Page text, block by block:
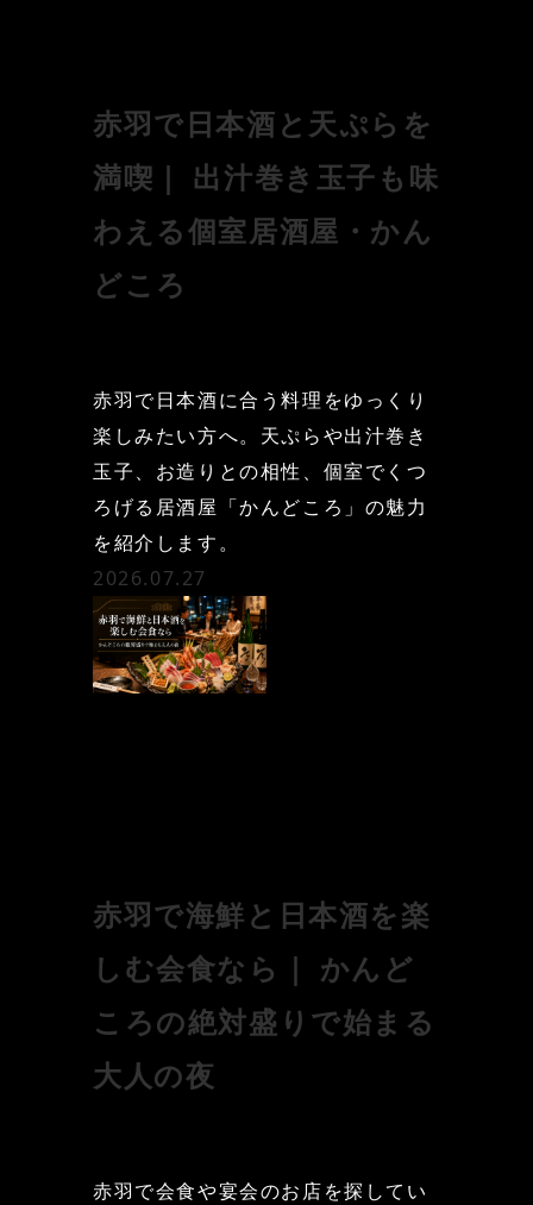
赤羽で日本酒と天ぷらを
満喫｜ 出汁巻き玉子も味
わえる個室居酒屋・かん
どころ
赤羽で日本酒に合う料理をゆっくり
楽しみたい方へ。天ぷらや出汁巻き
玉子、お造りとの相性、個室でくつ
ろげる居酒屋「かんどころ」の魅力
を紹介します。
2026.07.27
赤羽で海鮮と日本酒を楽
しむ会食なら｜ かんど
ころの絶対盛りで始まる
大人の夜
赤羽で会食や宴会のお店を探してい